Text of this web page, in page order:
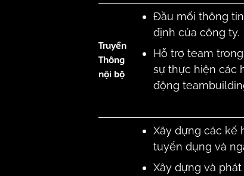
Truyền
Thông
nội bộ
Đầu mối thông
định của công ty.
Hỗ trợ team
sự thực hiện các
động
Xây dựng các kế
tuyển dụng và
Xây dựng và